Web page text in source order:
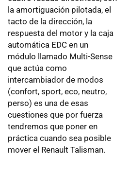
la amortiguación pilotada, el
tacto de la dirección, la
respuesta del motor y la caja
automática EDC en un
módulo llamado Multi-Sense
que actúa como
intercambiador de modos
(confort, sport, eco, neutro,
perso) es una de esas
cuestiones que por fuerza
tendremos que poner en
práctica cuando sea posible
mover el Renault Talisman.